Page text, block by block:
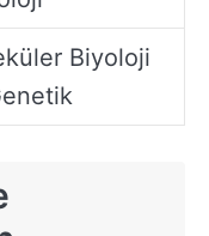
Biyoloji